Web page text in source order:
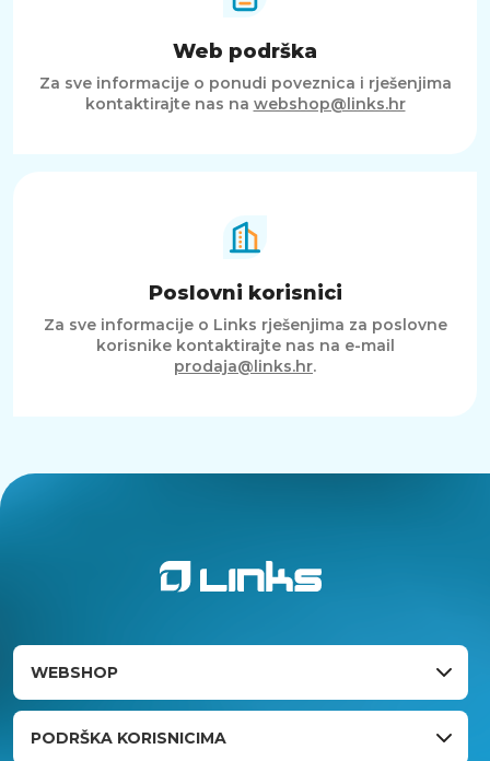
Web podrška
Za sve informacije o ponudi poveznica i rješenjima
kontaktirajte nas na webshop@links.hr
Poslovni korisnici
Za sve informacije o Links rješenjima za poslovne
korisnike kontaktirajte nas na e-mail
prodaja@links.hr.
WEBSHOP
PODRŠKA KORISNICIMA